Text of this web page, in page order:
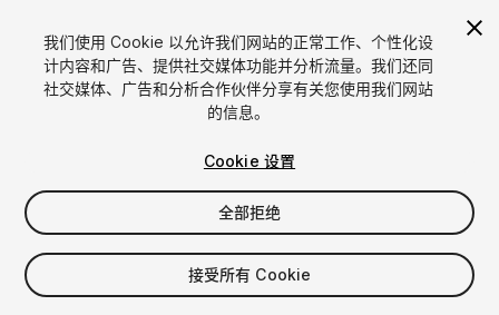
Cookie设置
1/16
$79.99
我们使用 Cookie 以允许我们网站的正常工作、个性化设
计内容和广告、提供社交媒体功能并分析流量。我们还同
社交媒体、广告和分析合作伙伴分享有关您使用我们网站
的信息。
Cookie 设置
全部拒绝
接受所有 Cookie